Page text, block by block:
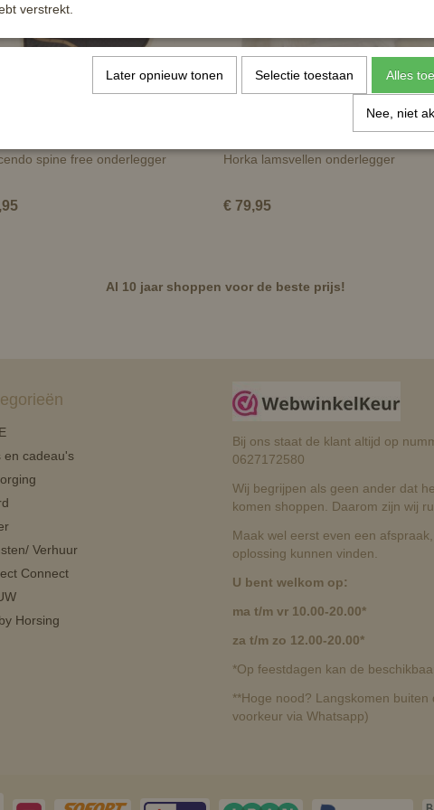
spine free onderlegger Horka lamsvellen onderlegger
€ 79,95
Al 10 jaar shoppen voor de beste prijs!
en cadeau's
Verhuur
Connect
Horsing
Bij ons staat de klant altijd op
0627172580
Wij begrijpen als geen ander dat
komen shoppen. Daarom zijn wij
Maak wel eerst even een
oplossing kunnen vinden.
U bent welkom op:
ma t/m vr 10.00-20.00*
za t/m zo 12.00-20.00*
*Op feestdagen kan de
**Hoge nood? Langskomen
voorkeur via Whatsapp)
verstrekt.
Later opnieuw tonen Selectie toestaan Alles
Nee, niet